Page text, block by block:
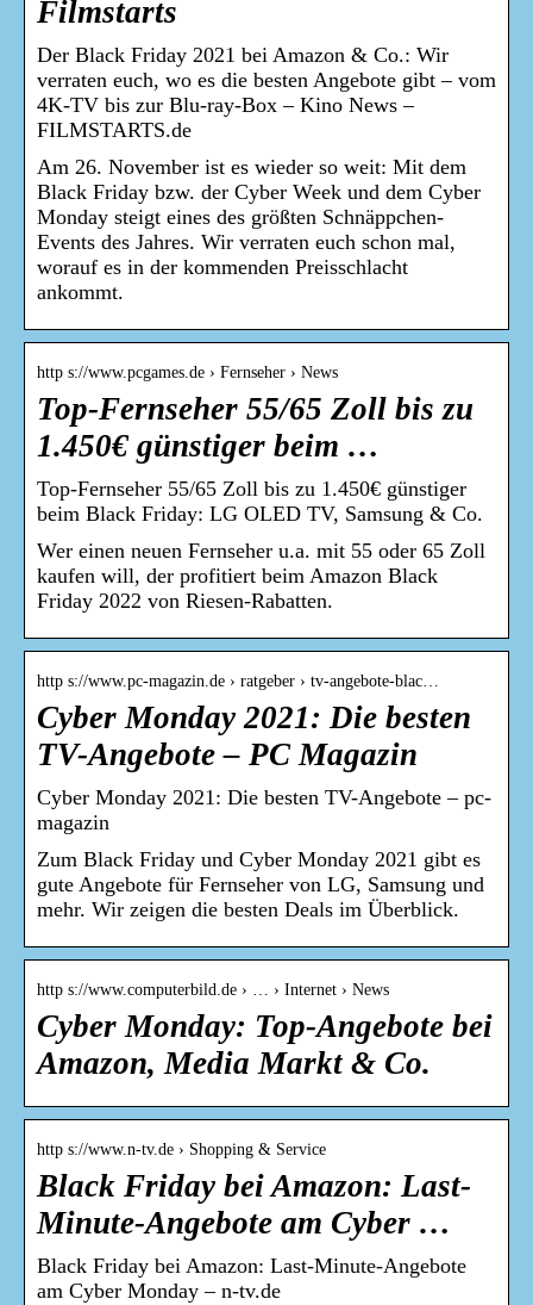
Filmstarts
Der Black Friday 2021 bei Amazon & Co.: Wir
verraten euch, wo es die besten Angebote gibt – vom
4K-TV bis zur Blu-ray-Box – Kino News –
FILMSTARTS.de
Am 26. November ist es wieder so weit: Mit dem
Black Friday bzw. der Cyber Week und dem Cyber
Monday steigt eines des größten Schnäppchen-
Events des Jahres. Wir verraten euch schon mal,
worauf es in der kommenden Preisschlacht
ankommt.
http s://www.pcgames.de › Fernseher › News
Top-Fernseher 55/65 Zoll bis zu
1.450€ günstiger beim …
Top-Fernseher 55/65 Zoll bis zu 1.450€ günstiger
beim Black Friday: LG OLED TV, Samsung & Co.
Wer einen neuen Fernseher u.a. mit 55 oder 65 Zoll
kaufen will, der profitiert beim Amazon Black
Friday 2022 von Riesen-Rabatten.
http s://www.pc-magazin.de › ratgeber › tv-angebote-blac…
Cyber Monday 2021: Die besten
TV-Angebote – PC Magazin
Cyber Monday 2021: Die besten TV-Angebote – pc-
magazin
Zum Black Friday und Cyber Monday 2021 gibt es
gute Angebote für Fernseher von LG, Samsung und
mehr. Wir zeigen die besten Deals im Überblick.
http s://www.computerbild.de › … › Internet › News
Cyber Monday: Top-Angebote bei
Amazon, Media Markt & Co.
http s://www.n-tv.de › Shopping & Service
Black Friday bei Amazon: Last-
Minute-Angebote am Cyber …
Black Friday bei Amazon: Last-Minute-Angebote
am Cyber Monday – n-tv.de